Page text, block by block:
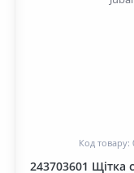
Код товару:
243703601 Щітка